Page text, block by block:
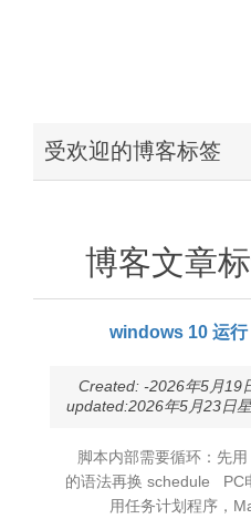
受欢迎的博客标签
博客文章
windows 10 运
Created: -2026年5月19
updated:2026年5月23日
脚本内部需要循环：先
的语法再换 schedule PC
用任务计划程序，